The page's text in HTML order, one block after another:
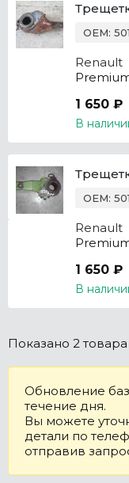
OEM:
Renault
1 650 ₽
В
OEM:
Renault
1 650 ₽
В
Показано 2 товара
Обновление
течение дня.
Вы можете
детали по
отправив